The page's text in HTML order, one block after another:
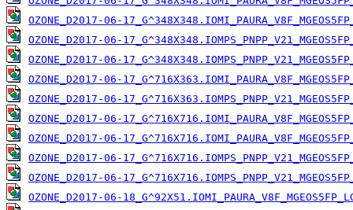
OZONE_D2017-06-
OZONE_D2017-06-
OZONE_D2017-06-
OZONE_D2017-06-
OZONE_D2017-06-
OZONE_D2017-06-
OZONE_D2017-06-
OZONE_D2017-06-
OZONE_D2017-06-
OZONE_D2017-06-